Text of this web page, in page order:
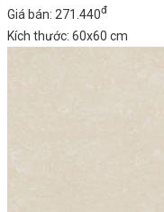
Giá bán: 271.440đ
Kích thước: 60x60 cm